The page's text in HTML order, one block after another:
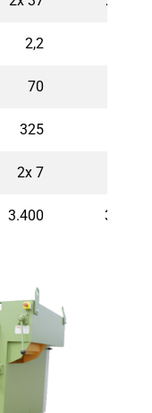
2,2
70
325
2x 7
3.400 3.800